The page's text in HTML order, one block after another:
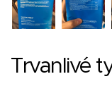
Trvanlivé